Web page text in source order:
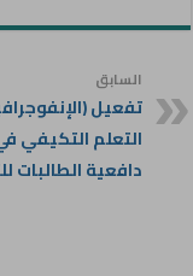
السابق
تفعيل
التعلم التكيفي
دافعية الطالبات